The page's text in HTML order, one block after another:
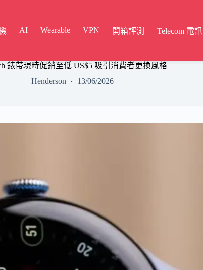
AI Wearable VPN 開箱評測 Telecom 電訊
錶帶現時促銷至低 US$5 吸引消費者更換風格
Henderson
13/06/2026